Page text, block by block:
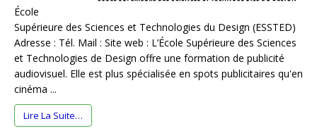
École
Supérieure des Sciences et Technologies du Design (ESSTED)
Adresse : Tél. Mail : Site web : L’École Supérieure des Sciences
et Technologies de Design offre une formation de publicité
audiovisuel. Elle est plus spécialisée en spots publicitaires qu'en
cinéma ...
Lire La Suite…